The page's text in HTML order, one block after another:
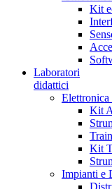
Kit
Laboratori
didattici
Kit
Kit
Impianti e